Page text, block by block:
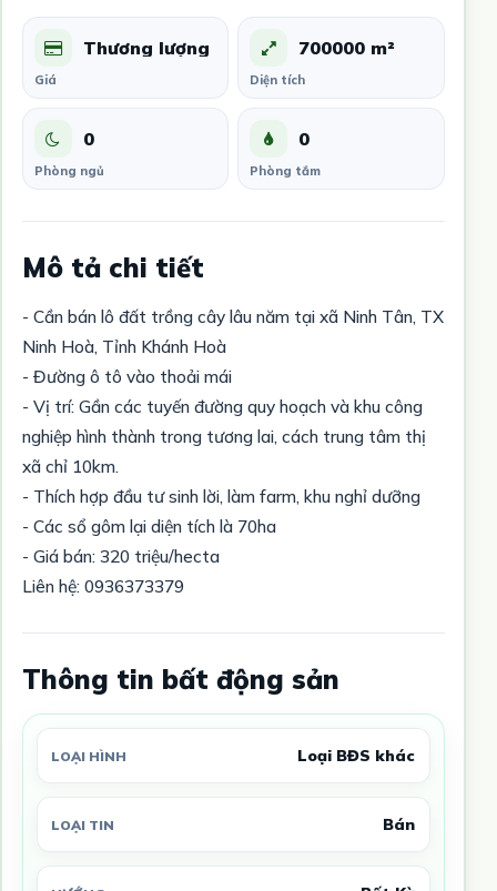
Thương lượng
Giá
700000 m²
Diện tích
0
Phòng ngủ
0
Phòng tắm
Mô tả chi tiết
- Cần bán lô đất trồng cây lâu năm tại xã Ninh Tân, TX
Ninh Hoà, Tỉnh Khánh Hoà
- Đường ô tô vào thoải mái
- Vị trí: Gần các tuyến đường quy hoạch và khu công
nghiệp hình thành trong tương lai, cách trung tâm thị
xã chỉ 10km.
- Thích hợp đầu tư sinh lời, làm farm, khu nghỉ dưỡng
- Các sổ gôm lại diện tích là 70ha
- Giá bán: 320 triệu/hecta
Liên hệ: 0936373379
Thông tin bất động sản
LOẠI HÌNH Loại BĐS khác
LOẠI TIN Bán